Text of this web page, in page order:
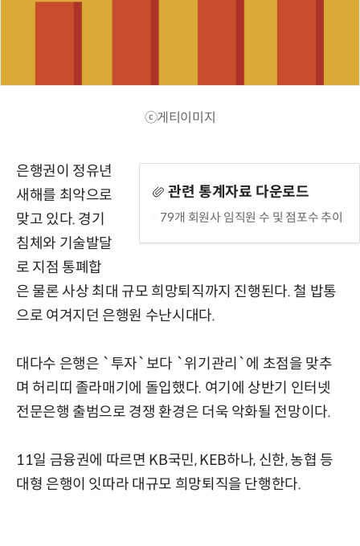
ⓒ게티이미지
관련 통계자료 다운로드
79개 회원사 임직원 수 및 점포수 추이
은행권이 정유년
새해를 최악으로
맞고 있다. 경기
침체와 기술발달
로 지점 통폐합
은 물론 사상 최대 규모 희망퇴직까지 진행된다. 철 밥통
으로 여겨지던 은행원 수난시대다.
대다수 은행은 `투자`보다 `위기관리`에 초점을 맞추
며 허리띠 졸라매기에 돌입했다. 여기에 상반기 인터넷
전문은행 출범으로 경쟁 환경은 더욱 악화될 전망이다.
11일 금융권에 따르면 KB국민, KEB하나, 신한, 농협 등
대형 은행이 잇따라 대규모 희망퇴직을 단행한다.